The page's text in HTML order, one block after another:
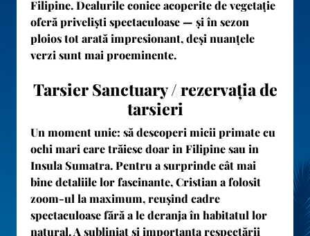
Filipine. Dealurile conice acoperite de vegetație
oferă priveliști spectaculoase — și în sezon
ploios tot arată impresionant, deși nuanțele
verzi sunt mai proeminente.
Tarsier Sanctuary / rezervația de
tarsieri
Un moment unic: să descoperi micii primate cu
ochi mari care trăiesc doar in Filipine sau in
Insula Sumatra. Pentru a surprinde cât mai
bine detaliile lor fascinante, Cristian a folosit
zoom-ul la maximum, reușind cadre
spectaculoase fără a le deranja în habitatul lor
natural. A subliniat și importanța respectării